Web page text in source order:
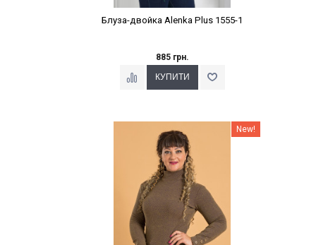
Блуза-двойка Alenka Plus 1555-1
885 грн.
New!